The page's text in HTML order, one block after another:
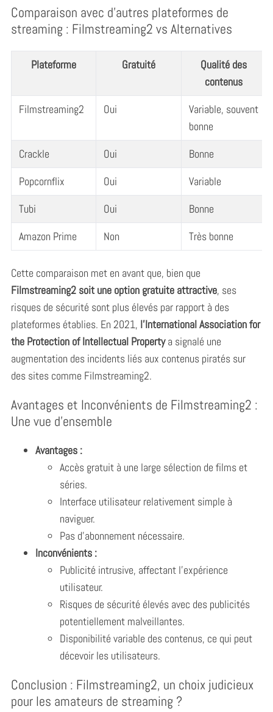
Comparaison avec d’autres plateformes de
streaming : Filmstreaming2 vs Alternatives
Plateforme Gratuité
Qualité des
contenus
Filmstreaming2
Oui
Variable, souvent
bonne
Crackle
Oui
Bonne
Popcornflix
Oui
Variable
Tubi
Oui
Bonne
Amazon Prime
Non Très bonne
Cette comparaison met en avant que, bien que
Filmstreaming2 soit une option gratuite attractive, ses
risques de sécurité sont plus élevés par rapport à des
plateformes établies. En 2021, l’International Association for
the Protection of Intellectual Propertya signalé une
augmentation des incidents liés aux contenus piratés sur
des sites comme Filmstreaming2.
Avantages et Inconvénients de Filmstreaming2 :
Une vue d’ensemble
Avantages :
Accès gratuit à une large sélection de films et
séries.
Interface utilisateur relativement simple à
naviguer.
Pas d’abonnement nécessaire.
Inconvénients :
Publicité intrusive, affectant l’expérience
utilisateur.
Risques de sécurité élevés avec des publicités
potentiellement malveillantes.
Disponibilité variable des contenus, ce qui peut
décevoir les utilisateurs.
Conclusion : Filmstreaming2, un choix judicieux
pour les amateurs de streaming ?